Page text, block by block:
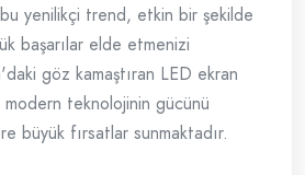
yenilikçi trend, etkin bir şekilde
başarılar elde etmenizi
göz kamaştıran LED ekran
teknolojinin gücünü
büyük fırsatlar sunmaktadır.